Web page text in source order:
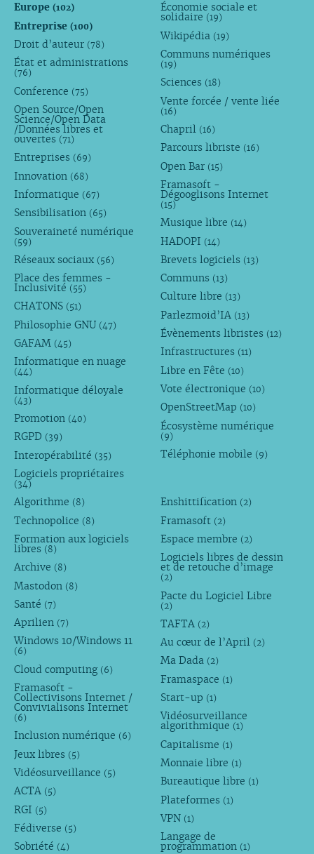
Europe (102)
Entreprise (100)
Droit d’auteur (78)
État et administrations
(76)
Conference (75)
Open Source/Open
Science/Open Data
/Données libres et
ouvertes (71)
Entreprises (69)
Innovation (68)
Informatique (67)
Sensibilisation (65)
Souveraineté numérique
(59)
Réseaux sociaux (56)
Place des femmes -
Inclusivité (55)
CHATONS (51)
Philosophie GNU (47)
GAFAM (45)
Informatique en nuage
(44)
Informatique déloyale
(43)
Promotion (40)
RGPD (39)
Interopérabilité (35)
Logiciels propriétaires
(34)
Économie sociale et
solidaire (19)
Wikipédia (19)
Communs numériques
(19)
Sciences (18)
Vente forcée / vente liée
(16)
Chapril (16)
Parcours libriste (16)
Open Bar (15)
Framasoft -
Dégooglisons Internet
(15)
Musique libre (14)
HADOPI (14)
Brevets logiciels (13)
Communs (13)
Culture libre (13)
Parlezmoid’IA (13)
Évènements libristes (12)
Infrastructures (11)
Libre en Fête (10)
Vote électronique (10)
OpenStreetMap (10)
Écosystème numérique
(9)
Téléphonie mobile (9)
Algorithme (8)
Technopolice (8)
Formation aux logiciels
libres (8)
Archive (8)
Mastodon (8)
Santé (7)
Aprilien (7)
Windows 10/Windows 11
(6)
Cloud computing (6)
Framasoft -
Collectivisons Internet /
Convivialisons Internet
(6)
Inclusion numérique (6)
Jeux libres (5)
Vidéosurveillance (5)
ACTA (5)
RGI (5)
Fédiverse (5)
Sobriété (4)
Enshittification (2)
Framasoft (2)
Espace membre (2)
Logiciels libres de dessin
et de retouche d’image
(2)
Pacte du Logiciel Libre
(2)
TAFTA (2)
Au cœur de l’April (2)
Ma Dada (2)
Framaspace (1)
Start-up (1)
Vidéosurveillance
algorithmique (1)
Capitalisme (1)
Monnaie libre (1)
Bureautique libre (1)
Plateformes (1)
VPN (1)
Langage de
programmation (1)